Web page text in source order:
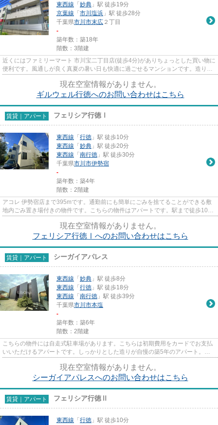
東西線 「 妙典 」駅 徒歩19分
京葉線 「 市川塩浜 」駅 徒歩28分
千葉県市川市末広 ２丁目
-
築年数：築18年
階数：3階建
近くにはファミリーマート 市川宝二丁目店(徒歩4分)がありちょっとした買い物に
便利です。風通しが良く真夏の暑い日も快適に過ごせるマンションです。造りと
現在空室情報がありません。
ギルウェル行徳へのお問い合わせはこちら
賃貸｜アパート フェリシア行徳Ⅰ
東西線 「 行徳 」駅 徒歩10分
東西線 「 妙典 」駅 徒歩20分
東西線 「 南行徳 」駅 徒歩30分
千葉県市川市伊勢宿
-
築年数：築4年
階数：2階建
アコレ 伊勢宿店まで395mです。通勤前にも簡単にごみを捨てることができる敷
地内ごみ置き場付きの物件です。こちらの物件はアパートです。駅まで徒歩10分
現在空室情報がありません。
フェリシア行徳Ⅰへのお問い合わせはこちら
賃貸｜アパート シーガイアパレス
東西線 「 妙典 」駅 徒歩8分
東西線 「 行徳 」駅 徒歩18分
東西線 「 南行徳 」駅 徒歩39分
千葉県市川市本塩
-
築年数：築6年
階数：2階建
こちらの物件には自走式駐車場があります。こちらは初期費用をカードでお支払
いいただけるアパートです。しっかりとした造りが自慢の築5年のアパート。お
現在空室情報がありません。
シーガイアパレスへのお問い合わせはこちら
賃貸｜アパート フェリシア行徳Ⅱ
東西線 「 行徳 」駅 徒歩10分